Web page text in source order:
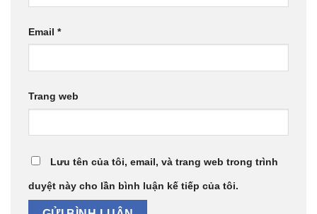
Email *
Trang web
Lưu tên của tôi, email, và trang web trong trình
duyệt này cho lần bình luận kế tiếp của tôi.